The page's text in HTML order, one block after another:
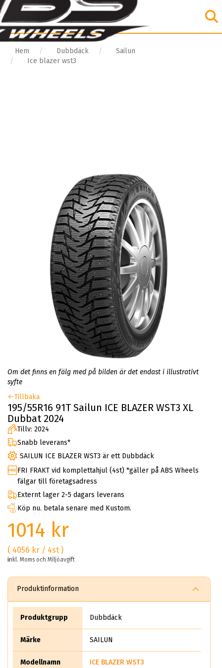
Hem Dubbdäck
Sailun
Ice blazer wst3
Om det finns en fälg med på bilden är det endast i illustrativt
syfte
Tillbaka
195/55R16 91T Sailun ICE BLAZER WST3 XL
Dubbat 2024
Tillv: 2024
Snabb leverans*
SAILUN ICE BLAZER WST3 är ett Dubbdäck
FRI FRAKT vid komplettahjul (4st) *gäller på ABS Wheels
fälgar till företagsadress
Externt lager 2-5 dagars leverans
Köp nu. betala senare med Kustom.
1014 kr
( 4056 kr / 4st )
inkl. Moms och Miljöavgift
Produktinformation
Produktgrupp Dubbdäck
Märke SAILUN
Modellnamn ICE BLAZER WST3